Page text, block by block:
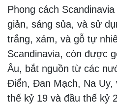
Phong cách
giản, sáng sủa, và sử
trắng, xám, và gỗ tự
Scandinavia, còn được
Âu, bắt nguồn từ các
Điển, Đan Mạch, Na Uy,
thế kỷ 19 và đầu thế kỷ